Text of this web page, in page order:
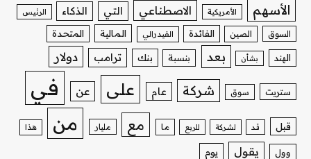
الأسهم الأمريكية الاصطناعي التي الذكاء الرئيس
السوق الصين الفائدة الفيدرالي المالية المتحدة
الهند بشأن بعد بنسبة بنك ترامب دولار
ستريت سوق شركة عام على عن في
قبل قد لشركة للربع ما مع مليار من هذا
وول يقول يوم